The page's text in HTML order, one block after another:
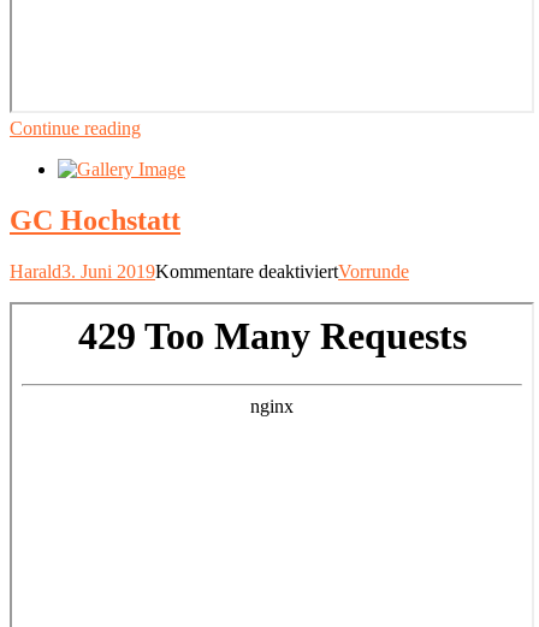
Continue reading
GC Hochstatt
Harald3. Juni 2019Kommentare deaktiviertfür
Vorrunde